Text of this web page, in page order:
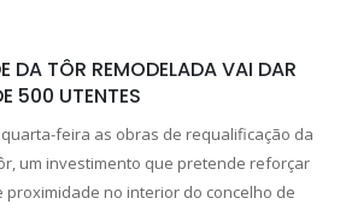
DA TÔR REMODELADA VAI DAR
500 UTENTES
feira as obras de requalificação da
um investimento que pretende reforçar
proximidade no interior do concelho de